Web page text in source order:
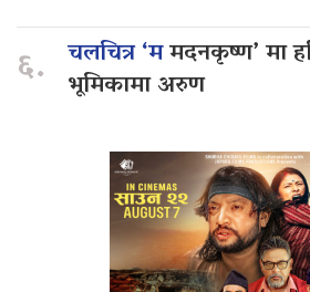
६. चलचित्र ‘ममदनकृष्ण’ मा
भूमिकामा अरुण